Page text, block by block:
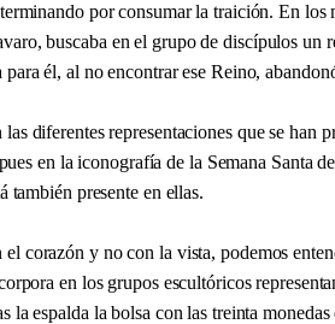
por consumar la traición. En los
buscaba en el grupo de discípulos un
él, al no encontrar ese Reino,
diferentes representaciones que se han
en la iconografía de la Semana Santa
también presente en ellas.
corazón y no con la vista, podemos
en los grupos escultóricos
la espalda la bolsa con las treinta